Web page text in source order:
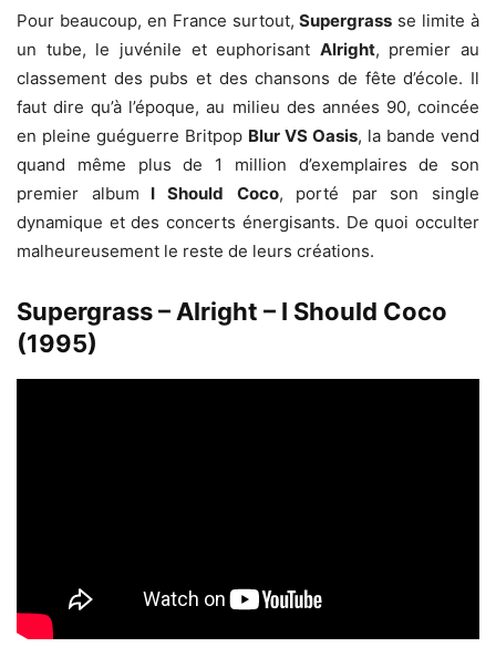
Pour beaucoup, en France surtout,Supergrass se limite à
un tube, le juvénile et euphorisant Alright, premier au
classement des pubs et des chansons de fête d’école. Il
faut dire qu’à l’époque, au milieu des années 90, coincée
en pleine guéguerre Britpop Blur VS Oasis, la bande vend
quand même plus de 1 million d’exemplaires de son
premier album I Should Coco, porté par son single
dynamique et des concerts énergisants. De quoi occulter
malheureusement le reste de leurs créations.
Supergrass – Alright – I Should Coco
(1995)